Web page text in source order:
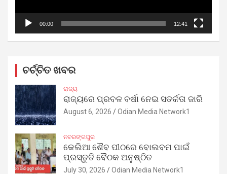
00:00 12:41
ଚର୍ଚ୍ଚିତ ଖବର
ରାଜ୍ୟ
ରାଜ୍ୟରେ ପ୍ରବଳ ବର୍ଷା ନେଇ ସତର୍କତା ଜାରି
August 6, 2026 Odian Media Network1
ନବରଙ୍ଗପୁର
କେଲିଆ ଶୈବ ପୀଠରେ ବୋଲବମ ପାଇଁ
ପ୍ରସ୍ତୁତି ବୈଠକ ଅନୁଷ୍ଠିତ
July 30, 2026 Odian Media Network1